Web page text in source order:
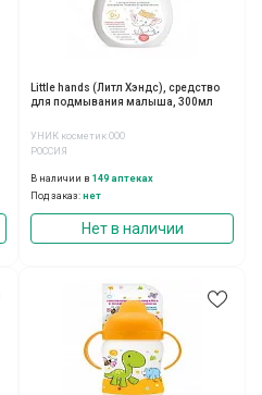
Little hands (Литл Хэндс), средство
для подмывания малыша, 300мл
УНИК косметик ООО
РОССИЯ
В наличии в 149 аптеках
Под заказ: нет
Нет в наличии